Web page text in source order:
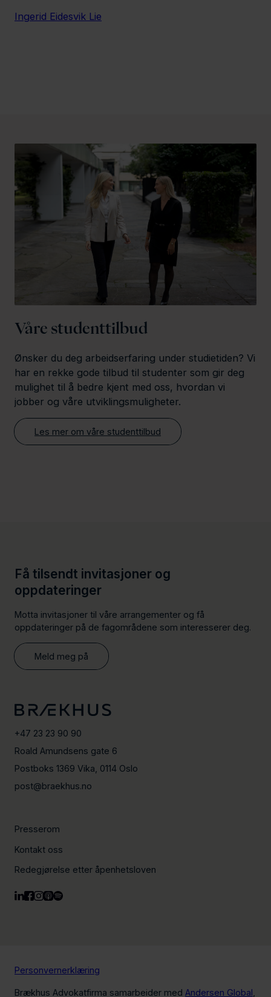
Ingerid Eidesvik Lie
Våre studenttilbud
Ønsker du deg arbeidserfaring under studietiden? Vi
har en rekke gode tilbud til studenter som gir deg
mulighet til å bedre kjent med oss, hvordan vi
jobber og våre utviklingsmuligheter.
Les mer om våre studenttilbud
Få tilsendt invitasjoner og
oppdateringer
Motta invitasjoner til våre arrangementer og få
oppdateringer på de fagområdene som interesserer deg.
Meld meg på
+47 23 23 90 90
Roald Amundsens gate 6
Postboks 1369 Vika, 0114 Oslo
post@braekhus.no
Presserom
Kontakt oss
Redegjørelse etter åpenhetsloven
Personvernerklæring
Brækhus Advokatfirma samarbeider med Andersen Global